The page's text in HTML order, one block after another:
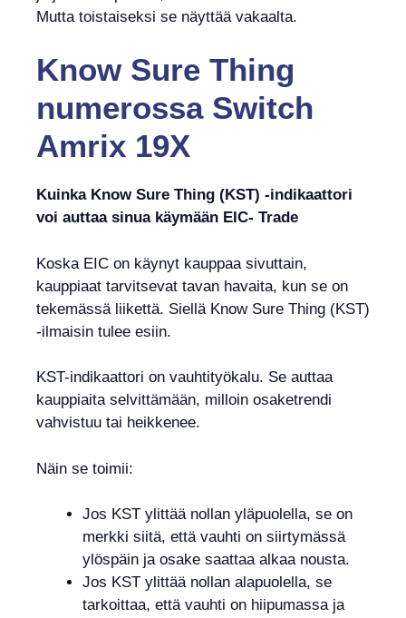
Mutta toistaiseksi se näyttää vakaalta.
Know Sure Thing
numerossaSwitch
Amrix 19X
Kuinka Know Sure Thing (KST) -indikaattori
voi auttaa sinua käymään EIC- Trade
Koska EIC on käynyt kauppaa sivuttain,
kauppiaat tarvitsevat tavan havaita, kun se on
tekemässä liikettä. Siellä Know Sure Thing (KST)
-ilmaisin tulee esiin.
KST-indikaattori on vauhtityökalu. Se auttaa
kauppiaita selvittämään, milloin osaketrendi
vahvistuu tai heikkenee.
Näin se toimii:
Jos KST ylittää nollan yläpuolella, se on
merkki siitä, että vauhti on siirtymässä
ylöspäin ja osake saattaa alkaa nousta.
Jos KST ylittää nollan alapuolella, se
tarkoittaa, että vauhti on hiipumassa ja